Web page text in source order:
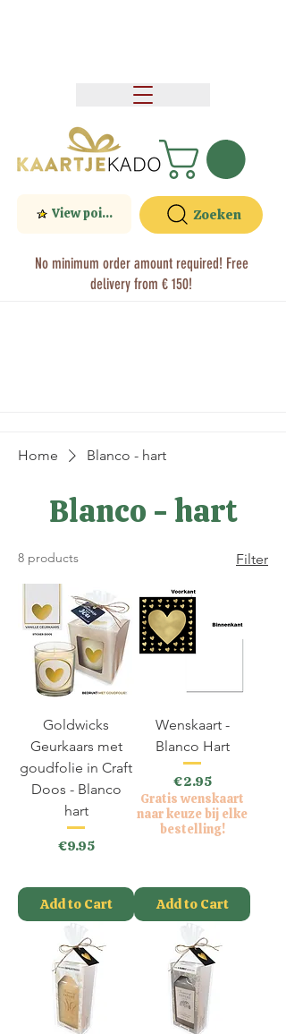
No minimum order amount required! Free
delivery from € 150!
View points Zoeken
Home Blanco - hart
Blanco - hart
8 products Filter
Goldwicks
Geurkaars met
goudfolie in Craft
Doos - Blanco
hart
Price
€9.95
Add to Cart
Wenskaart -
Blanco Hart
Price
€2.95
Gratis wenskaart
naar keuze bij elke
bestelling!
Add to Cart